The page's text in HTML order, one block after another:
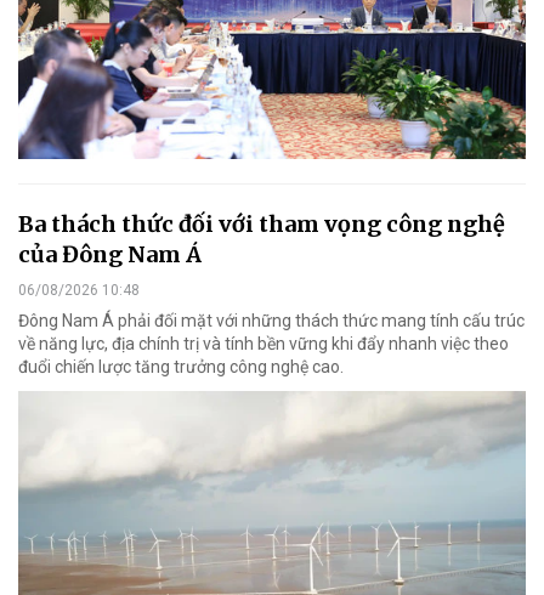
Ba thách thức đối với tham vọng công nghệ
của Đông Nam Á
06/08/2026 10:48
Đông Nam Á phải đối mặt với những thách thức mang tính cấu trúc
về năng lực, địa chính trị và tính bền vững khi đẩy nhanh việc theo
đuổi chiến lược tăng trưởng công nghệ cao.